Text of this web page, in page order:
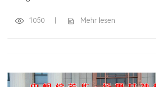
1050 Mehr lesen